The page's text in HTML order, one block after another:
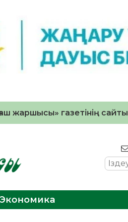
жаршысы» газетінің сайты
Экономика